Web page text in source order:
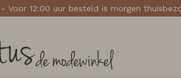
Voor 12:00 uur besteld is morgen